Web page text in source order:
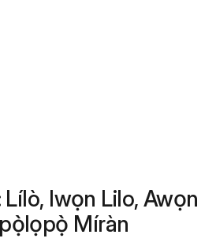
Iwọn Lilo, Awọn
Míràn